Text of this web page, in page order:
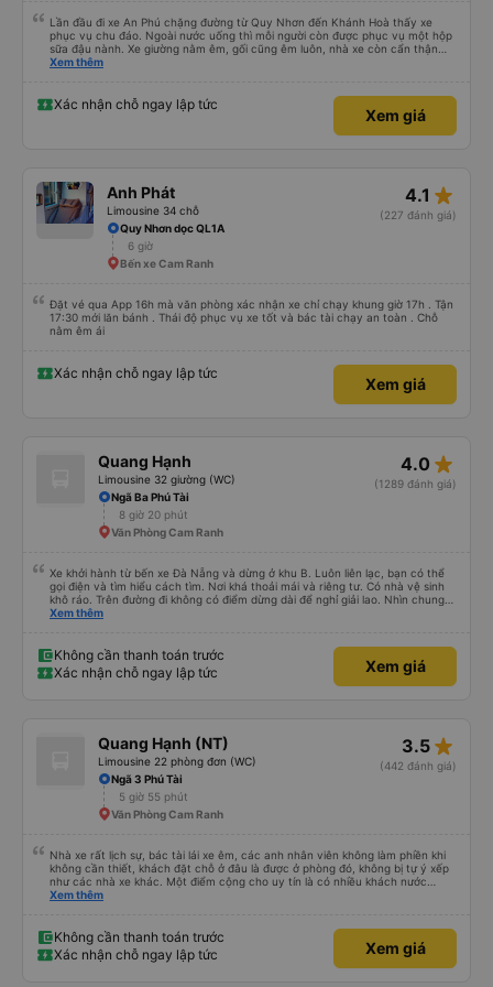
trên xe có sẵn 2 chai nước suối 500ml nữa. Chuyến xe yên lặng, tài xế ko hút
thuốc, ko chửi thề, ko to tiếng là mình thấy tuyệt vời rồi. À xe đến bến xe lúc
7h30, sớm hơn dự kiến trên web 1 tiếng nhé. Xe có trung chuyển nội thành
Quảng Ngãi nữa, tới bến mấy anh bên nhà xe sẽ hỏi mình về đâu để trung
chuyển á, k thì mình chủ động đăng ký cũng đc. Xe mới, sạch sẽ, thơm tho,
Lần đầu đi xe An Phú chặng đường từ Quy Nhơn đến Khánh Hoà thấy xe
phục vụ chu đáo. Ngoài nước uống thì mỗi người còn được phục vụ một hộp
sữa đậu nành. Xe giường nằm êm, gối cũng êm luôn, nhà xe còn cẩn thận
treo thêm ở mỗi giường một cái giỏ nhỏ để đựng chai nước uống tránh rớt.
ngoài (với số tiền bỏ ra cho tuyến đường như vậy thì thấy rất tốt)
Xem thêm
Xác nhận chỗ ngay lập tức
Xem giá
Anh Phát
Limousine 34 chỗ
4.1 star_rate
(227 đánh giá)
Quy Nhơn dọc QL1A
6 giờ
Bến xe Cam Ranh
Đặt vé qua App 16h mà văn phòng xác nhận xe chỉ chạy khung giờ 17h . Tận
17:30 mới lăn bánh . Thái độ phục vụ xe tốt và bác tài chạy an toàn . Chỗ
nằm êm ái
Xác nhận chỗ ngay lập tức
Xem giá
Quang Hạnh
Limousine 32 giường (WC)
4.0 star_rate
(1289 đánh giá)
Ngã Ba Phú Tài
8 giờ 20 phút
Văn Phòng Cam Ranh
Xe khởi hành từ bến xe Đà Nẵng và dừng ở khu B. Luôn liên lạc, bạn có thể
gọi điện và tìm hiểu cách tìm. Nơi khá thoải mái và riêng tư. Có nhà vệ sinh
khô ráo. Trên đường đi không có điểm dừng dài để nghỉ giải lao. Nhìn chung
mọi thứ đều tuyệt vời.
Xem thêm
Không cần thanh toán trước
Xác nhận chỗ ngay lập tức
Xem giá
Quang Hạnh (NT)
Limousine 22 phòng đơn (WC)
3.5 star_rate
(442 đánh giá)
Ngã 3 Phú Tài
5 giờ 55 phút
Văn Phòng Cam Ranh
Nhà xe rất lịch sự, bác tài lái xe êm, các anh nhân viên không làm phiền khi
không cần thiết, khách đặt chỗ ở đâu là được ở phòng đó, không bị tự ý xếp
như các nhà xe khác. Một điểm cộng cho uy tín là có nhiều khách nước
Xem thêm
Không cần thanh toán trước
Xác nhận chỗ ngay lập tức
Xem giá